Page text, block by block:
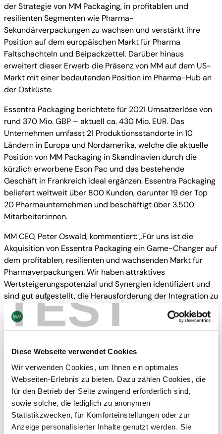
TEST
Diese Webseite verwendet Cookies
Wir verwenden Cookies, um Ihnen ein optimales
Webseiten-Erlebnis zu bieten. Dazu zählen Cookies, die
für den Betrieb der Seite zwingend erforderlich sind,
sowie solche, die lediglich zu anonymen
Statistikzwecken, für Komforteinstellungen oder zur
Anzeige personalisierter Inhalte genutzt werden. Sie
der Strategie von MM Packaging, in profitablen und
resilienten Segmenten wie Pharma-
Sekundärverpackungen zu wachsen und verstärkt ihre
Position auf dem europäischen Markt für Pharma
Faltschachteln und Beipackzettel. Darüber hinaus
erweitert dieser Erwerb die Präsenz von MM auf dem US-
Markt mit einer bedeutenden Position im Pharma-Hub an
der Ostküste.
Essentra Packaging berichtete für 2021 Umsatzerlöse von
rund 370 Mio. GBP – aktuell ca. 430 Mio. EUR. Das
Unternehmen umfasst 21 Produktionsstandorte in 10
Ländern in Europa und Nordamerika, welche die aktuelle
Position von MM Packaging in Skandinavien durch die
kürzlich erworbene Eson Pac und das bestehende
Geschäft in Frankreich ideal ergänzen. Essentra Packaging
beliefert weltweit über 800 Kunden, darunter 19 der Top
20 Pharmaunternehmen und beschäftigt über 3.500
Mitarbeiter:innen.
MM CEO, Peter Oswald, kommentiert: „Für uns ist die
Akquisition von Essentra Packaging ein Game-Changer auf
dem profitablen, resilienten und wachsenden Markt für
Pharmaverpackungen. Wir haben attraktives
Wertsteigerungspotenzial und Synergien identifiziert und
sind gut aufgestellt, die Herausforderung der Integration zu
meistern. Durch die hervorragende Ergänzung unserer
aktuellen Position wird der Zusammenschluss mehr
Innovationen für nachhaltige Verpackungslösungen im
gemeinsam mit dem Team von Essentra Packaging eine
erfolgsversprechende Zukunft zu schaffen.“
Der Kaufpreis wird aus bestehenden Barmitteln und
zugesagten Kreditlinien bezahlt. Die Durchführung der
Transaktion unterliegt der Erfüllung transaktionstypischer
Bedingungen (z.B. behördliche Genehmigungen). Das